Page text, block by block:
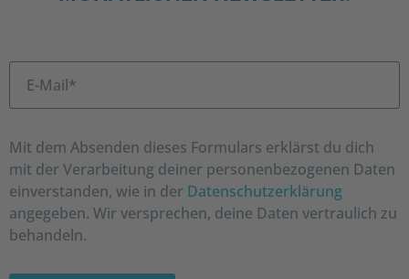
Mit dem Absenden dieses Formulars erklärst du dich
mit der Verarbeitung deiner personenbezogenen Daten
einverstanden, wie in der Datenschutzerklärung
angegeben. Wir versprechen, deine Daten vertraulich zu
behandeln.